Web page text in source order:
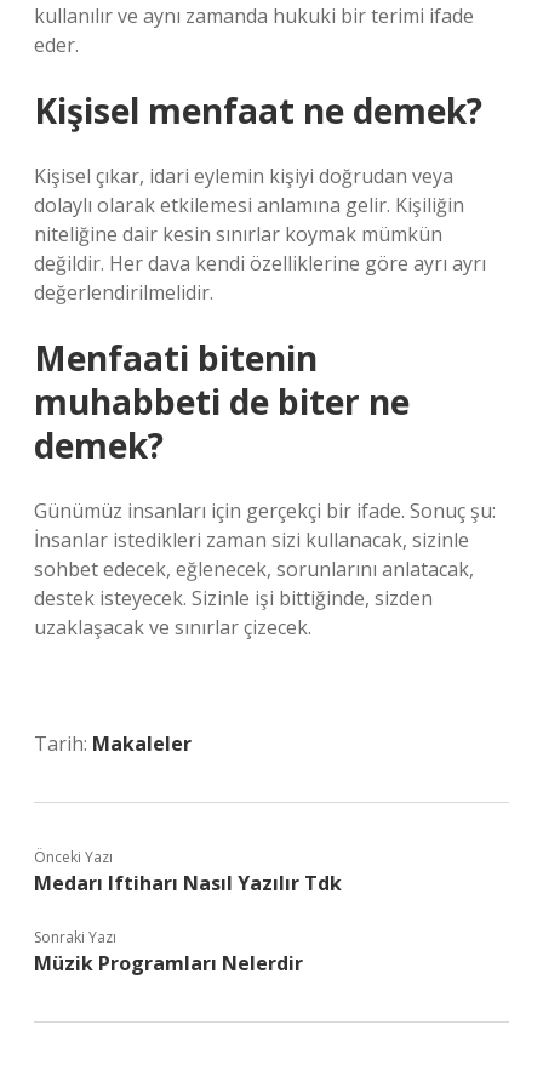
kullanılır ve aynı zamanda hukuki bir terimi ifade
eder.
Kişisel menfaat ne demek?
Kişisel çıkar, idari eylemin kişiyi doğrudan veya
dolaylı olarak etkilemesi anlamına gelir. Kişiliğin
niteliğine dair kesin sınırlar koymak mümkün
değildir. Her dava kendi özelliklerine göre ayrı ayrı
değerlendirilmelidir.
Menfaati bitenin
muhabbeti de biter ne
demek?
Günümüz insanları için gerçekçi bir ifade. Sonuç şu:
İnsanlar istedikleri zaman sizi kullanacak, sizinle
sohbet edecek, eğlenecek, sorunlarını anlatacak,
destek isteyecek. Sizinle işi bittiğinde, sizden
uzaklaşacak ve sınırlar çizecek.
Tarih: Makaleler
Önceki Yazı
Medarı Iftiharı Nasıl Yazılır Tdk
Sonraki Yazı
Müzik Programları Nelerdir